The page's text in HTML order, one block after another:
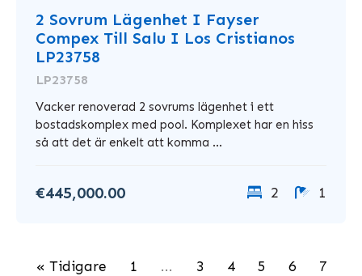
2 Sovrum Lägenhet I Fayser
Compex Till Salu I Los Cristianos
LP23758
LP23758
Vacker renoverad 2 sovrums lägenhet i ett
bostadskomplex med pool. Komplexet har en hiss
så att det är enkelt att komma ...
€445,000.00 2 1
« Tidigare 1 ... 3 4 5 6
7